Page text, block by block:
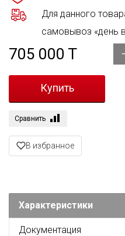
Для данного
самовывоз «день
705 000 T
Сравнить
В избранное
Характеристики
Документация